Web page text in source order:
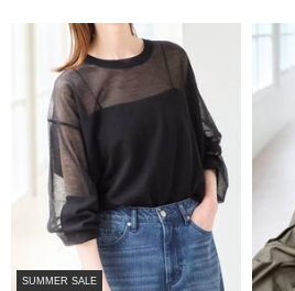
SUMMER SALE